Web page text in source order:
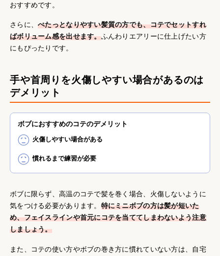
おすすめです。
さらに、ぺたっとなりやすい髪質の方でも、コテでセットすれ
ばボリューム感を出せます。ふんわりエアリーに仕上げたい方
にもぴったりです。
手や首周りを火傷しやすい場合があるのは
デメリット
ボブにおすすめのコテのデメリット
火傷しやすい場合がある
慣れるまで練習が必要
ボブに限らず、高温のコテで髪を巻く場合、火傷しないように
気をつける必要があります。 特にミニボブの方は髪が短いた
め、フェイスラインや首元にコテを当ててしまわないよう注意
しましょう。
また、コテの使い方やボブの巻き方に慣れていない方は、自宅